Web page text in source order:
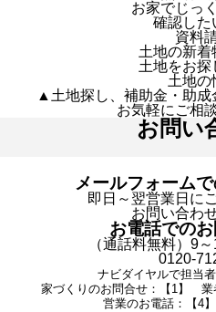
お家でじっ
確認した
資料
土地の新着
土地をお探
土地の
▲土地探し、補助金・助成
お気軽にご相
お問い
メールフォーム
即日～翌営業日に
お問い合わ
お電話での
（通話料無料）9
0120-
ナビダイヤルで担当
家づくりのお問合せ：【1】
営業のお電話：【4